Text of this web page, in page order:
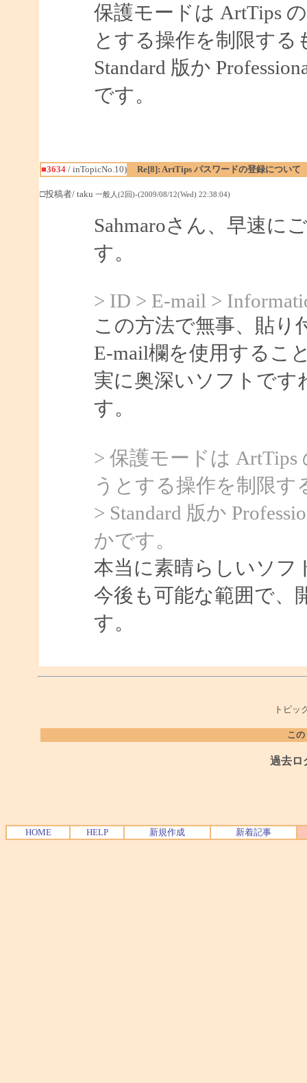
保護モードは ArtTips
とする操作を制限す
Standard 版か
です。
■3634/ inTopicNo.10) Re[8]: ArtTips パスワードの登録について
□投稿者/ taku 一般人(2回)-(2009/08/12(Wed) 22:38:04)
Sahmaroさん、早速に
す。
> ID > E-mail >
この方法で無事、貼り
E-mail欄を使用するこ
実に奥深いソフトです
す。
> 保護モードは
うとする操作を制限
> Standard 版か
かです。
本当に素晴らしいソフ
今後も可能な範囲で、
す。
トピッ
こ
過去ロ
HOME HELP 新規作成 新着記事